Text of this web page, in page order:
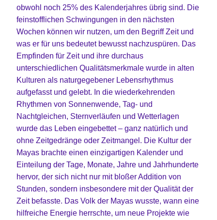
obwohl noch 25% des Kalenderjahres übrig sind. Die
feinstofflichen Schwingungen in den nächsten
Wochen können wir nutzen, um den Begriff Zeit und
was er für uns bedeutet bewusst nachzuspüren. Das
Empfinden für Zeit und ihre durchaus
unterschiedlichen Qualitätsmerkmale wurde in alten
Kulturen als naturgegebener Lebensrhythmus
aufgefasst und gelebt. In die wiederkehrenden
Rhythmen von Sonnenwende, Tag- und
Nachtgleichen, Sternverläufen und Wetterlagen
wurde das Leben eingebettet – ganz natürlich und
ohne Zeitgedränge oder Zeitmangel. Die Kultur der
Mayas brachte einen einzigartigen Kalender und
Einteilung der Tage, Monate, Jahre und Jahrhunderte
hervor, der sich nicht nur mit bloßer Addition von
Stunden, sondern insbesondere mit der Qualität der
Zeit befasste. Das Volk der Mayas wusste, wann eine
hilfreiche Energie herrschte, um neue Projekte wie